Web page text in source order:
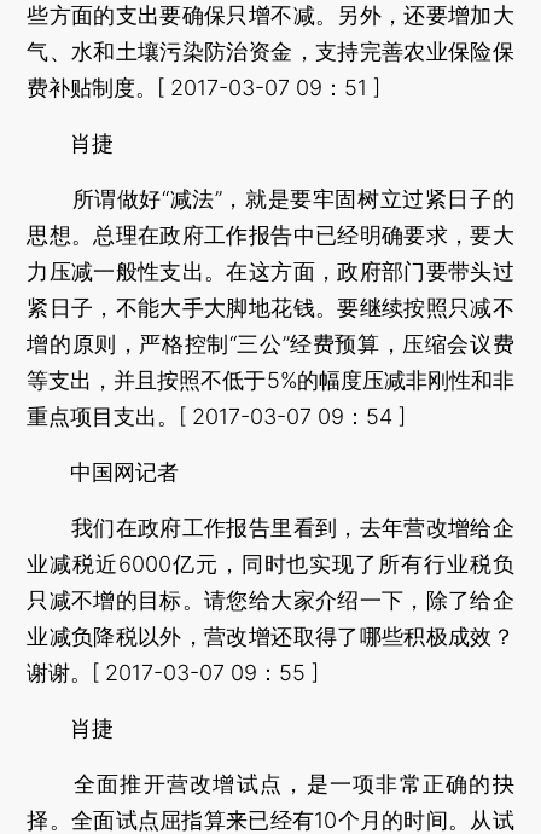
些方面的支出要确保只增不减。另外，还要增加大
气、水和土壤污染防治资金，支持完善农业保险保
费补贴制度。[ 2017-03-07 09：51 ]
肖捷
所谓做好“减法”，就是要牢固树立过紧日子的
思想。总理在政府工作报告中已经明确要求，要大
力压减一般性支出。在这方面，政府部门要带头过
紧日子，不能大手大脚地花钱。要继续按照只减不
增的原则，严格控制“三公”经费预算，压缩会议费
等支出，并且按照不低于5%的幅度压减非刚性和非
重点项目支出。[ 2017-03-07 09：54 ]
中国网记者
我们在政府工作报告里看到，去年营改增给企
业减税近6000亿元，同时也实现了所有行业税负
只减不增的目标。请您给大家介绍一下，除了给企
业减负降税以外，营改增还取得了哪些积极成效？
谢谢。[ 2017-03-07 09：55 ]
肖捷
全面推开营改增试点，是一项非常正确的抉
择。全面试点屈指算来已经有10个月的时间。从试